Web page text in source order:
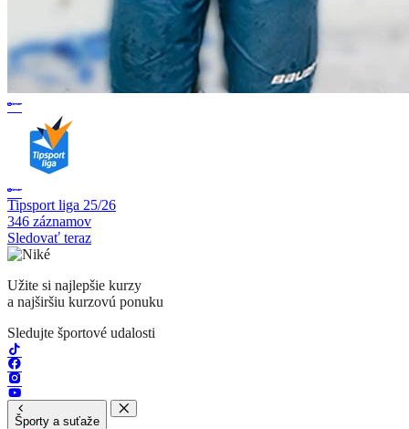
Tipsport liga 25/26
346 záznamov
Sledovať teraz
Užite si najlepšie kurzy
a najširšiu kurzovú ponuku
Sledujte športové udalosti
Športy a suťaže